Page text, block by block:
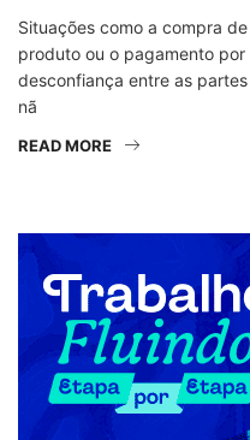
Situações como a compra
produto ou o pagamento
desconfiança entre as
nã
READ MORE